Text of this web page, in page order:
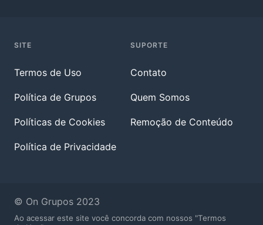
SITE
Termos de Uso
Política de Grupos
Políticas de Cookies
Política de Privacidade
SUPORTE
Contato
Quem Somos
Remoção de Conteúdo
© On Grupos 2023
Ao acessar este site você concorda com nossos "Termos